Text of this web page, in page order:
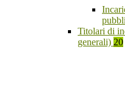
Titolari di
generali) 20